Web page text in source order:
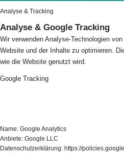
Analyse & Tracking
Analyse & Google Tracking
Wir verwenden Analyse-Technologien
Website und der Inhalte zu optimieren.
wie die Website genutzt wird.
Google Tracking
Name: Google Analytics
Anbiete: Google LLC
Datenschutzerklärung: https://